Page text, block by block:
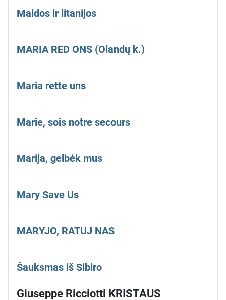
Maldos ir litanijos
MARIA RED ONS (Olandų k.)
Maria rette uns
Marie, sois notre secours
Marija, gelbėk mus
Mary Save Us
MARYJO, RATUJ NAS
Šauksmas iš Sibiro
Giuseppe Ricciotti KRISTAUS